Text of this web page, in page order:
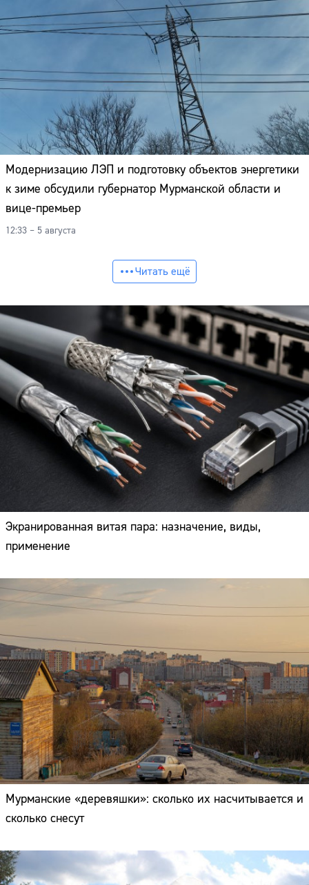
Модернизацию ЛЭП и подготовку объектов энергетики
к зиме обсудили губернатор Мурманской области и
вице-премьер
12:33 – 5 августа
Читать ещё
Экранированная витая пара: назначение, виды,
применение
Мурманские «деревяшки»: сколько их насчитывается и
сколько снесут